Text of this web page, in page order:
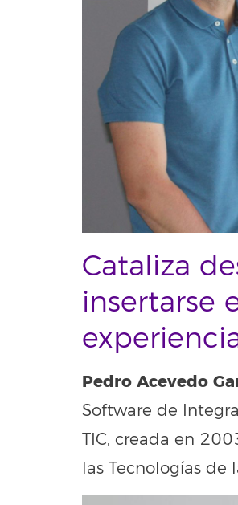
Cataliza
insertarse
Pedro Acevedo
Software de
TIC, creada en
las Tecnologías de